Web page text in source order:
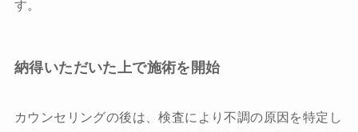
す。
納得いただいた上で施術を開始
カウンセリングの後は、検査により不調の原因を特定し